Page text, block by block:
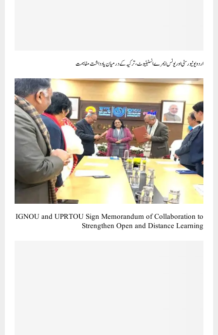
اردو یونیورسٹی اور یونس ایمرے انسٹیٹیوٹ، ترکیہ کے درمیان یادداشت مفاہمت
IGNOU and UPRTOU Sign Memorandum of Collaboration to
Strengthen Open and Distance Learning